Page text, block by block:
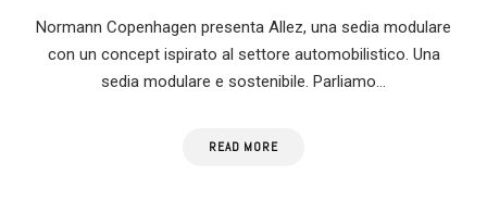
Normann Copenhagen presenta Allez, una sedia modulare
con un concept ispirato al settore automobilistico. Una
sedia modulare e sostenibile. Parliamo…
READ MORE